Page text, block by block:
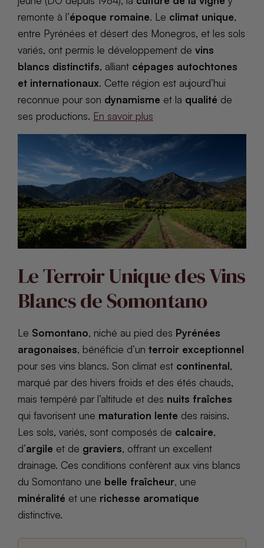
remonte à l’époque romaine. Le climat unique,
entre Pyrénées et désert des Monegros, et les sols
variés, ont permis le développement de vins
blancs distinctifs, alliant cépages autochtones
et internationaux. Cette région est aujourd’hui
reconnue pour son dynamisme et la qualité de
ses productions. En savoir plus
Le Terroir Unique des Vins
Blancs de Somontano
Le Somontano, niché au pied des Pyrénées
aragonaises, bénéficie d’un terroir exceptionnel
pour ses vins blancs. Son climat est continental,
marqué par des hivers froids et des étés chauds,
mais tempéré par l’altitude et des nuits fraîches
qui favorisent une maturation lente des raisins.
Les sols, variés, sont composés de calcaire,
d’argile et de graviers, offrant un excellent
drainage. Ces conditions confèrent aux vins blancs
du Somontano une belle fraîcheur, une
minéralité et une richesse aromatique
distinctive.